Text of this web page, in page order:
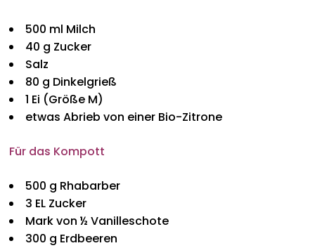
Bavarica & Karikaturen
500 ml Milch
40 g Zucker
Salz
80 g Dinkelgrieß
1 Ei (Größe M)
etwas Abrieb von einer Bio-Zitrone
Für das Kompott
500 g Rhabarber
3 EL Zucker
Mark von ½ Vanilleschote
300 g Erdbeeren